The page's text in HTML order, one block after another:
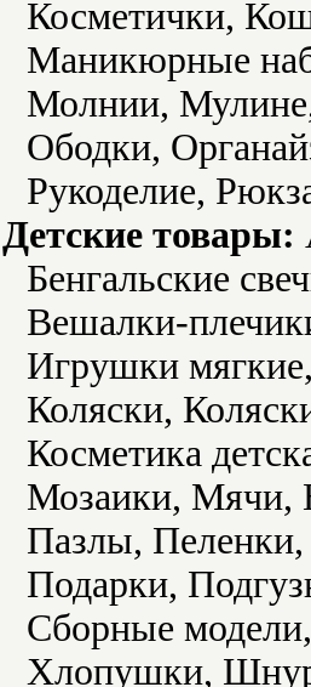
Косметички,
Маникюрные
Молнии,
Ободки,
Рукоделие,
Детские товары:
Бенгальские
Вешалки-
Игрушки
Коляски,
Косметика
Мозаики, Мячи,
Пазлы,
Подарки,
Сборные
Хлопушки,